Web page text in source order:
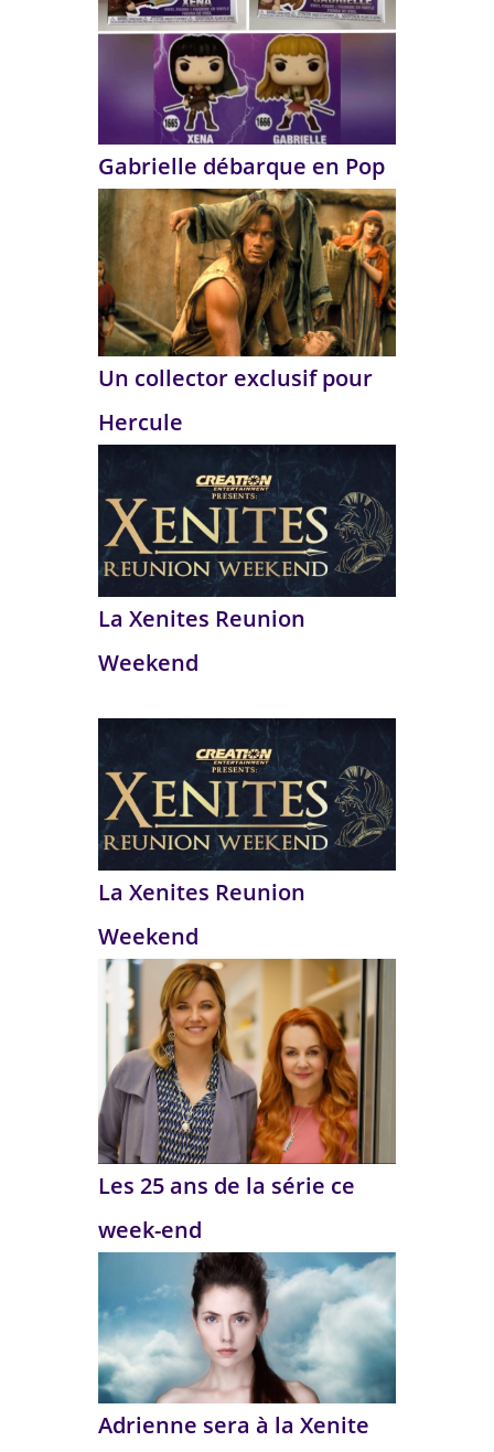
Gabrielle débarque en Pop
Un collector exclusif pour
Hercule
La Xenites Reunion
Weekend
La Xenites Reunion
Weekend
Les 25 ans de la série ce
week-end
Adrienne sera à la Xenite